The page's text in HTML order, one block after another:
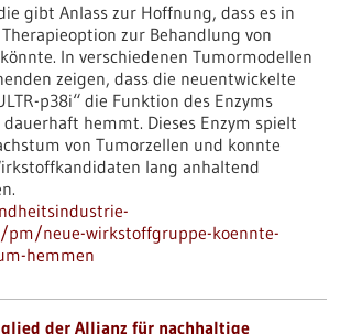
gibt Anlass zur Hoffnung, dass es in
zur Behandlung von
In verschiedenen Tumormodellen
zeigen, dass die neuentwickelte
p38i“ die Funktion des Enzyms
dauerhaft hemmt. Dieses Enzym spielt
von Tumorzellen und konnte
lang anhaltend
pm/neue-wirkstoffgruppe-koennte-
hemmen
der Allianz für nachhaltige